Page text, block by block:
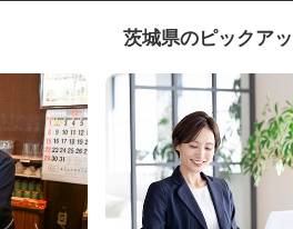
茨城県のピックア